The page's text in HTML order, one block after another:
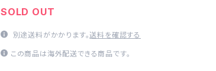
SOLD OUT
別途送料がかかります。送料を確認する
この商品は海外配送できる商品です。